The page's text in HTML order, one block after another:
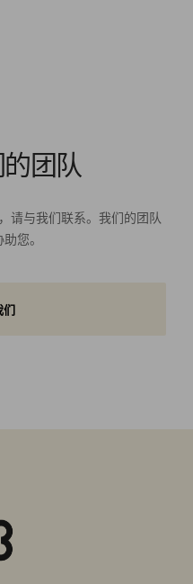
团队
请与我们联系。我们的团队
您。
们